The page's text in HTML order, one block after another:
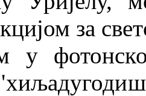
за
у